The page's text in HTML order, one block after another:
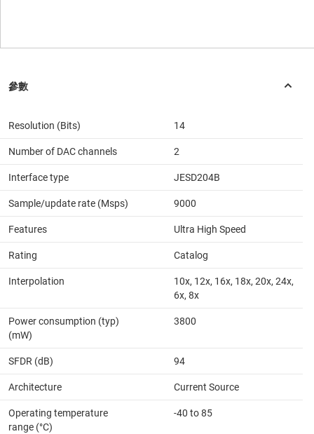
Resolution (Bits) 14
Number of DAC channels 2
Interface type JESD204B
Sample/update rate (Msps) 9000
Features Ultra High Speed
Rating Catalog
Interpolation
10x, 12x, 16x, 18x, 20x, 24x,
6x, 8x
Power consumption (typ)
(mW)
3800
SFDR (dB) 94
Architecture Current Source
Operating temperature
range (°C)
-40 to 85